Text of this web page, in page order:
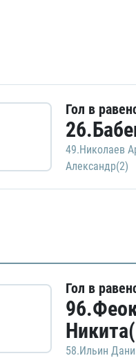
Гол в
49.Николаев
Александр(2)
Гол в
58.Ильин